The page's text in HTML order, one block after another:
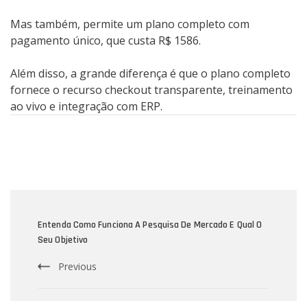
Mas também, permite um plano completo com
pagamento único, que custa R$ 1586.
Além disso, a grande diferença é que o plano completo
fornece o recurso checkout transparente, treinamento
ao vivo e integração com ERP.
Navigation
Entenda Como Funciona A Pesquisa De Mercado E Qual O
Seu Objetivo
Previous